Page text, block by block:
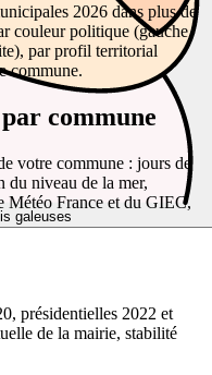
galeuses
2026 dans plus de
couleur politique (gauche,
par profil territorial
commune.
commune
votre commune : jours de
du niveau de la mer,
Météo France et du GIEC,
présidentielles 2022 et
de la mairie, stabilité